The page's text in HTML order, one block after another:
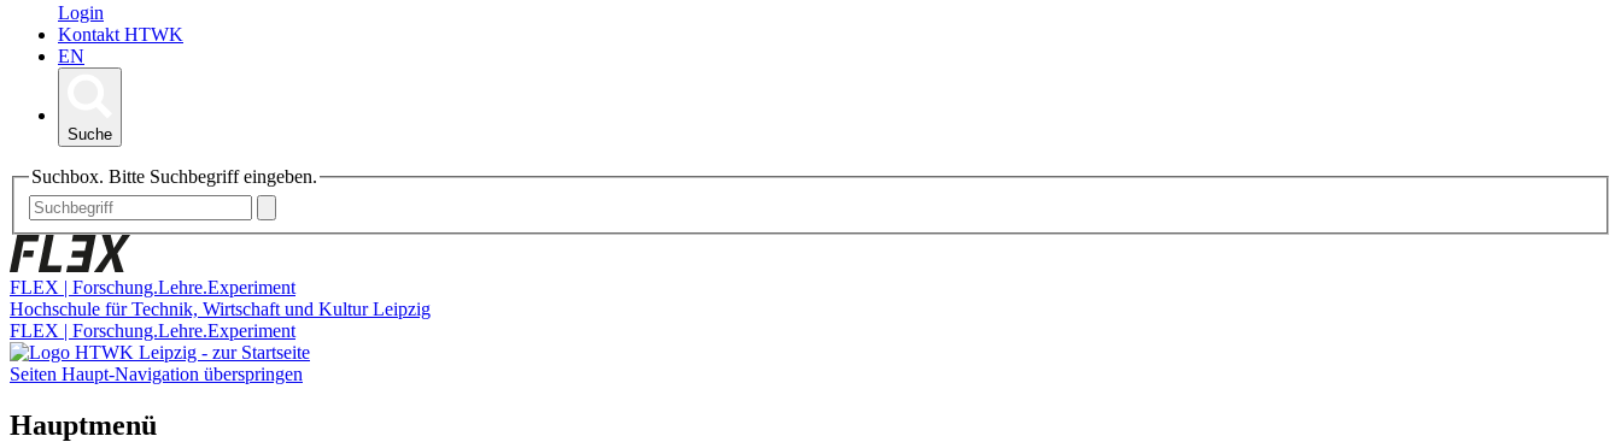
Login
Kontakt HTWK
EN
Suche
Suchbox. Bitte Suchbegriff eingeben.
FLEX | Forschung.Lehre.Experiment
Hochschule für Technik, Wirtschaft und Kultur Leipzig
FLEX | Forschung.Lehre.Experiment
Seiten Haupt-Navigation überspringen
Hauptmenü